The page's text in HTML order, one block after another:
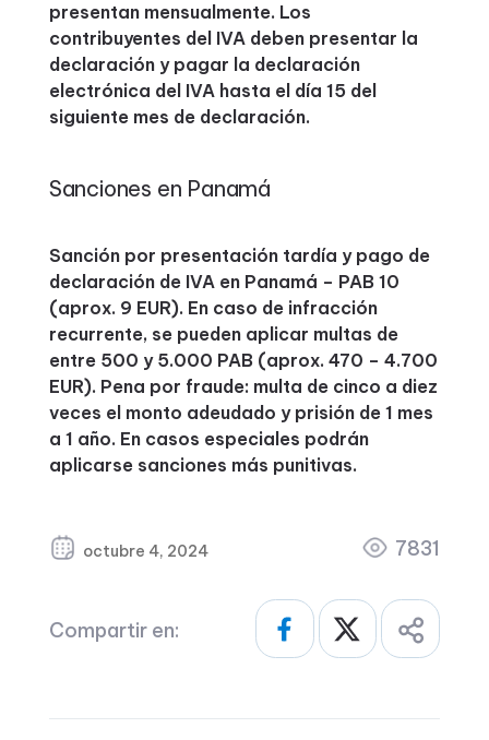
presentan mensualmente. Los
contribuyentes del IVA deben presentar la
declaración y pagar la declaración
electrónica del IVA hasta el día 15 del
siguiente mes de declaración.
Sanciones en Panamá
Sanción por presentación tardía y pago de
declaración de IVA en Panamá – PAB 10
(aprox. 9 EUR). En caso de infracción
recurrente, se pueden aplicar multas de
entre 500 y 5.000 PAB (aprox. 470 – 4.700
EUR). Pena por fraude: multa de cinco a diez
veces el monto adeudado y prisión de 1 mes
a 1 año. En casos especiales podrán
aplicarse sanciones más punitivas.
octubre 4, 2024 7831
Compartir en: